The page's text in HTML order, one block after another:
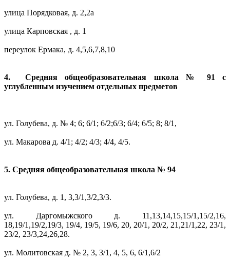
улица Порядковая, д. 2,2а
улица Карповская , д. 1
переулок Ермака, д. 4,5,6,7,8,10
4. Средняя общеобразовательная школа № 91 с
углубленным изучением отдельных предметов
ул. Голубева, д. № 4; 6; 6/1; 6/2;6/3; 6/4; 6/5; 8; 8/1,
ул. Макарова д. 4/1; 4/2; 4/3; 4/4, 4/5.
5. Средняя общеобразовательная школа № 94
ул. Голубева, д. 1, 3,3/1,3/2,3/3.
ул. Даргомыжского д. 11,13,14,15,15/1,15/2,16,
18,19/1,19/2,19/3, 19/4, 19/5, 19/6, 20, 20/1, 20/2, 21,21/1,22, 23/1,
23/2, 23/3,24,26,28.
ул. Молитовская д. № 2, 3, 3/1, 4, 5, 6, 6/1,6/2